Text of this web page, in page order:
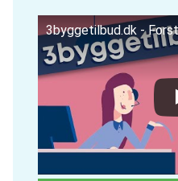
3byggetilbud.dk -